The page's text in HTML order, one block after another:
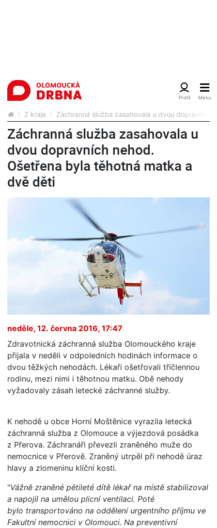
Z kraje Záchranná služba zasahovala u dvou
Záchranná služba zasahovala u
dvou dopravních nehod.
Ošetřena byla těhotná matka a
dvě děti
neděle, 12. června 2016, 17:47
Zdravotnická záchranná služba Olomouckého kraje
přijala v neděli v odpoledních hodinách informace o
dvou těžkých nehodách. Lékaři ošetřovali tříčlennou
rodinu, mezi nimi i těhotnou matku. Obě nehody
vyžadovaly zásah letecké záchranné služby.
K nehodě u obce Horní Moštěnice vyrazila letecká
záchranná služba z Olomouce a výjezdová posádka
z Přerova. Záchranáři převezli zraněného muže do
nemocnice v Přerově. Zraněný utrpěl při nehodě úraz
hlavy a zlomeninu klíční kosti.
"Vážně zraněné pětileté dítě lékař na místě stabilizoval
a napojil na umělou plicní ventilaci. Poté
bylo transportováno na oddělení urgentního příjmu ve
Fakultní nemocnici v Olomouci. Na preventivní